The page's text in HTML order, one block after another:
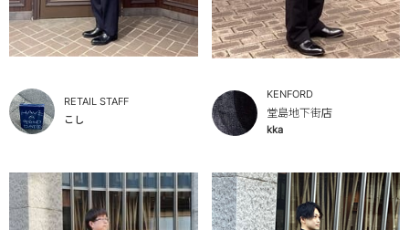
RETAIL STAFF
こし
KENFORD
堂島地下街店
kka